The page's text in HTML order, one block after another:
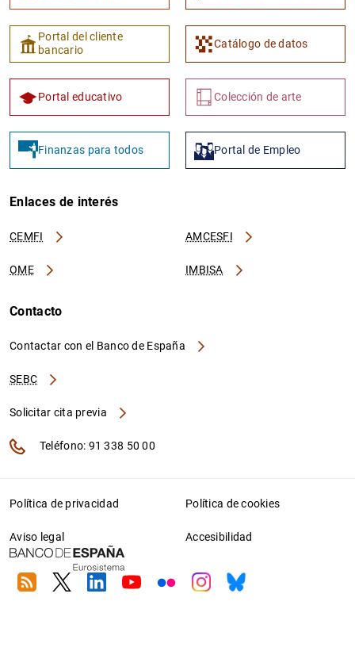
1 2
Portal del cliente
bancario
Catálogo de datos
Portal educativo Colección de arte
Finanzas para todos Portal de Empleo
Enlaces de interés
CEMFI AMCESFI
OME IMBISA
Contacto
Contactar con el Banco de España
SEBC
Solicitar cita previa
Teléfono: 91 338 50 00
Política de privacidad Política de cookies
Aviso legal Accesibilidad
RSS TwitterLinkedin
YoutubeFlickrInstagram
Bluesky